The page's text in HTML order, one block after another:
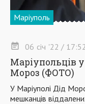
Маріуполь
06 січ '22 / 17:52
Маріупольців
Мороз (ФОТО)
У Маріуполі Дід
мешканців